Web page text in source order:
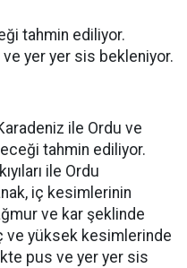
tahmin ediliyor.
yer yer sis bekleniyor.
ile Ordu ve
tahmin ediliyor.
ile Ordu
iç kesimlerinin
ve kar şeklinde
ve yüksek kesimlerinde
pus ve yer yer sis